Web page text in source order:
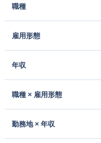
職種
雇用形態
年収
職種 × 雇用形態
勤務地 × 年収